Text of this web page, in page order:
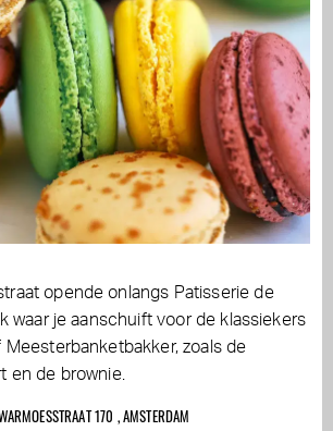
opende onlangs Patisserie de
waar je aanschuift voor de klassiekers
Meesterbanketbakker, zoals de
en de brownie.
170 , AMSTERDAM